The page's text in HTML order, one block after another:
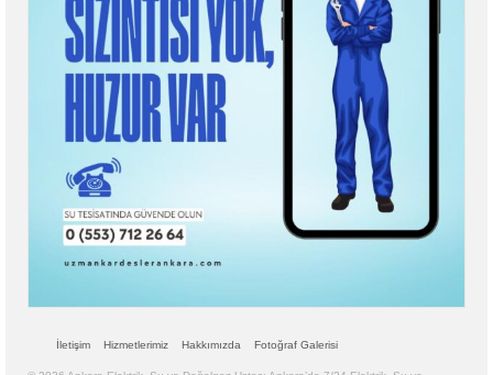
İletişim Hizmetlerimiz Hakkımızda Fotoğraf Galerisi